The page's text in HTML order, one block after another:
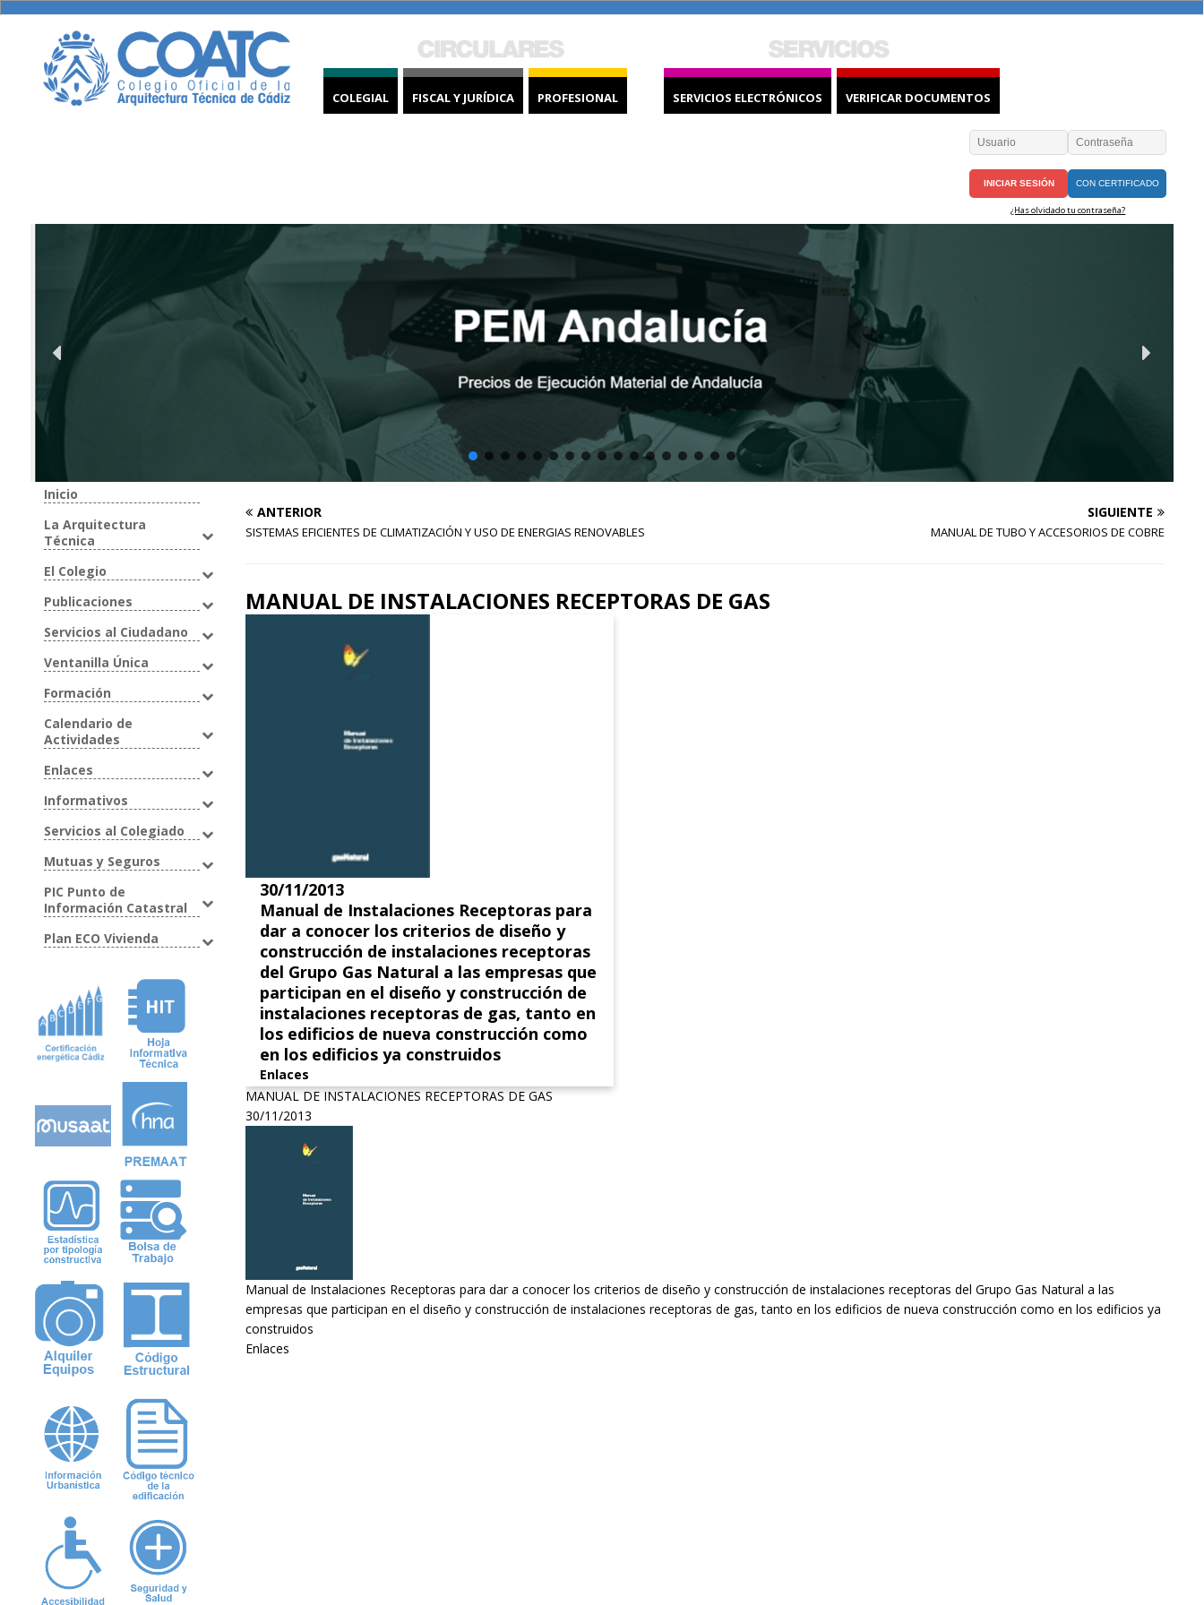
COLEGIAL FISCAL Y JURÍDICA PROFESIONAL SERVICIOS ELECTRÓNICOS VERIFICAR DOCUMENTOS
CON CERTIFICADO
¿Has olvidado tu contraseña?
Inicio
La Arquitectura
Técnica
El Colegio
Publicaciones
Servicios al Ciudadano
Ventanilla Única
Formación
Calendario de
Actividades
Enlaces
Informativos
Servicios al Colegiado
Mutuas y Seguros
PIC Punto de
Información Catastral
Plan ECO Vivienda
ANTERIOR
SISTEMAS EFICIENTES DE CLIMATIZACIÓN Y USO DE ENERGIAS RENOVABLES
SIGUIENTE
MANUAL DE TUBO Y ACCESORIOS DE COBRE
MANUAL DE INSTALACIONES RECEPTORAS DE GAS
30/11/2013
Manual de Instalaciones Receptoras para
dar a conocer los criterios de diseño y
construcción de instalaciones receptoras
del Grupo Gas Natural a las empresas que
participan en el diseño y construcción de
instalaciones receptoras de gas, tanto en
los edificios de nueva construcción como
en los edificios ya construidos
Enlaces
MANUAL DE INSTALACIONES RECEPTORAS DE GAS
30/11/2013
Manual de Instalaciones Receptoras para dar a conocer los criterios de diseño y construcción de instalaciones receptoras del Grupo Gas Natural a las
empresas que participan en el diseño y construcción de instalaciones receptoras de gas, tanto en los edificios de nueva construcción como en los edificios ya
construidos
Enlaces